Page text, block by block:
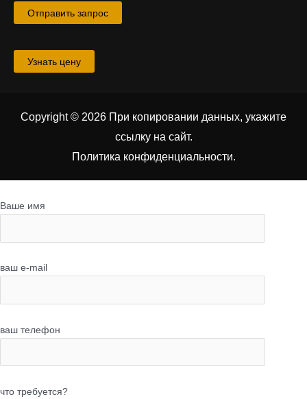
Отправить запрос
Узнать цену
Copyright © 2026 При копировании данных, укажите
ссылку на сайт.
Политика конфиденциальности.
Ваше имя
ваш e-mail
ваш телефон
что требуется?